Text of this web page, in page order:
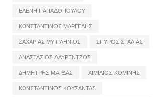
ΕΛΕΝΗ ΠΑΠΑΔΟΠΟΥΛΟΥ
ΚΩΝΣΤΑΝΤΙΝΟΣ ΜΑΡΓΕΛΗΣ
ΖΑΧΑΡΙΑΣ ΜΥΤΙΛΗΝΙΟΣ
ΣΠΥΡΟΣ ΣΤΑΛΙΑΣ
ΑΝΑΣΤΑΣΙΟΣ ΛΑΥΡΕΝΤΖΟΣ
ΔΗΜΗΤΡΗΣ ΜΑΡΔΑΣ
ΑΙΜΙΛΙΟΣ ΚΟΜΙΝΗΣ
ΚΩΝΣΤΑΝΤΙΝΟΣ ΚΟΥΣΑΝΤΑΣ